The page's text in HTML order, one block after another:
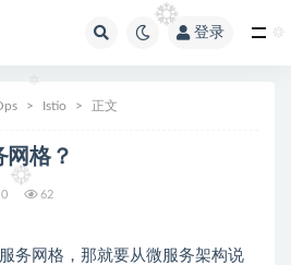
登录
Istio 正文
网格？
0 62
务网格，那就要从微服务架构说